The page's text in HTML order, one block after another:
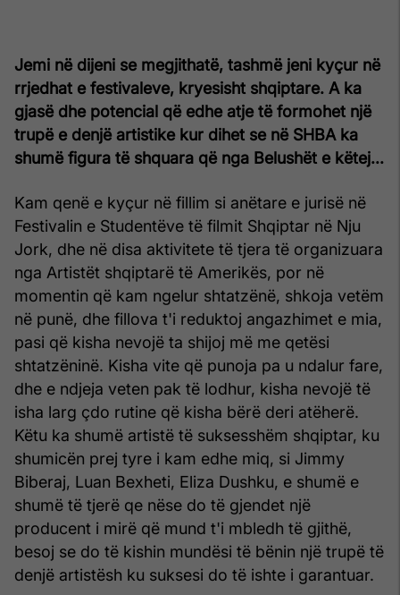
Jemi në dijeni se megjithatë, tashmë jeni kyçur në
rrjedhat e festivaleve, kryesisht shqiptare. A ka
gjasë dhe potencial që edhe atje të formohet një
trupë e denjë artistike kur dihet se në SHBA ka
shumë figura të shquara që nga Belushët e këtej...
Kam qenë e kyçur në fillim si anëtare e jurisë në
Festivalin e Studentëve të filmit Shqiptar në Nju
Jork, dhe në disa aktivitete të tjera të organizuara
nga Artistët shqiptarë të Amerikës, por në
momentin që kam ngelur shtatzënë, shkoja vetëm
në punë, dhe fillova t'i reduktoj angazhimet e mia,
pasi që kisha nevojë ta shijoj më me qetësi
shtatzëninë. Kisha vite që punoja pa u ndalur fare,
dhe e ndjeja veten pak të lodhur, kisha nevojë të
isha larg çdo rutine që kisha bërë deri atëherë.
Këtu ka shumë artistë të suksesshëm shqiptar, ku
shumicën prej tyre i kam edhe miq, si Jimmy
Biberaj, Luan Bexheti, Eliza Dushku, e shumë e
shumë të tjerë qe nëse do të gjendet një
producent i mirë që mund t'i mbledh të gjithë,
besoj se do të kishin mundësi të bënin një trupë të
denjë artistësh ku suksesi do të ishte i garantuar.